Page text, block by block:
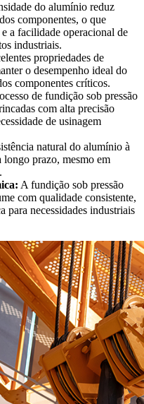
do alumínio reduz
componentes, o que
a facilidade operacional de
industriais.
propriedades de
o desempenho ideal do
componentes críticos.
de fundição sob pressão
com alta precisão
de usinagem
natural do alumínio à
longo prazo, mesmo em
A fundição sob pressão
com qualidade consistente,
para necessidades industriais